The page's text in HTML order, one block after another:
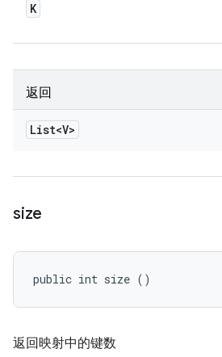
K
返回
List<V>
size
public int size ()
返回映射中的键数